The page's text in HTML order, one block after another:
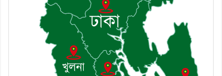
১০। দাউদকান্দিতে ইউপি সদস্যকে মারধরের
চেষ্টা ও প্রাণনাশের হুমকির অভিযোগ